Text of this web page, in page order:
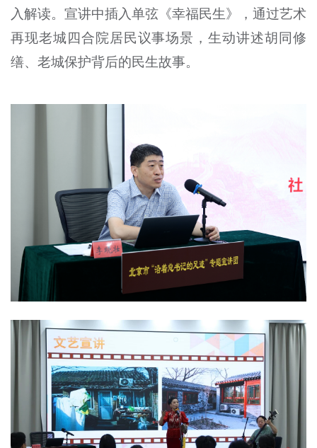
入解读。宣讲中插入单弦《幸福民生》，通过艺术
再现老城四合院居民议事场景，生动讲述胡同修
缮、老城保护背后的民生故事。